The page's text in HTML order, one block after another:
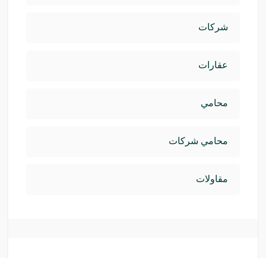
شركات
عقارات
محامي
محامي شركات
مقاولات